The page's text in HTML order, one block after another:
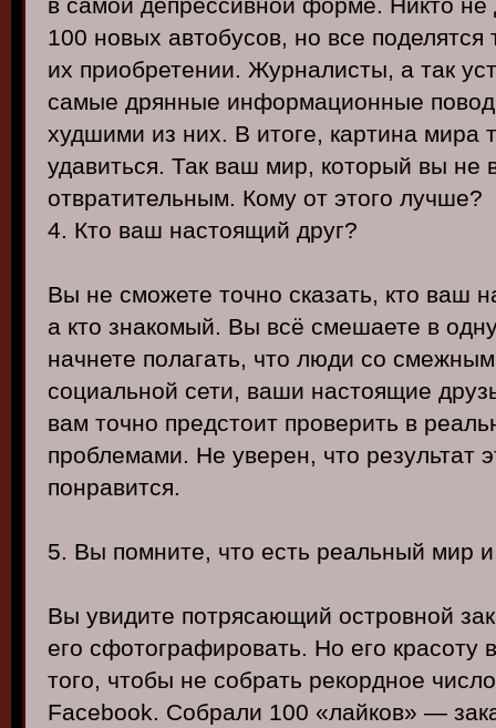
100 новых автобусов, но все
их приобретении. Журналисты, а так
самые дрянные информационные
худшими из них. В итоге, картина мира
удавиться. Так ваш мир, который вы не
отвратительным. Кому от этого лучше?
4. Кто ваш настоящий друг?
Вы не сможете точно сказать, кто ваш
а кто знакомый. Вы всё смешаете в
начнете полагать, что люди со
социальной сети, ваши настоящие
вам точно предстоит проверить в
проблемами. Не уверен, что результат
понравится.
5. Вы помните, что есть реальный мир
Вы увидите потрясающий островной
его сфотографировать. Но его красоту
того, чтобы не собрать рекордное
Facebook. Собрали 100 «лайков» —